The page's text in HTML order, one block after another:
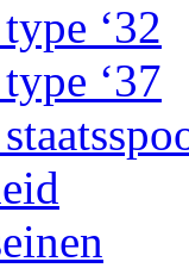
‘32
‘37